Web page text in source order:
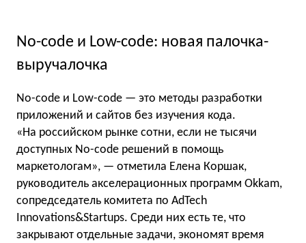
No-code и Low-code: новая палочка-
выручалочка
No-code и Low-code — это методы разработки
приложений и сайтов без изучения кода.
«На российском рынке сотни, если не тысячи
доступных No-code решений в помощь
маркетологам», — отметила Елена Коршак,
руководитель акселерационных программ Okkam,
сопредседатель комитета по AdTech
Innovations&Startups. Среди них есть те, что
закрывают отдельные задачи, экономят время